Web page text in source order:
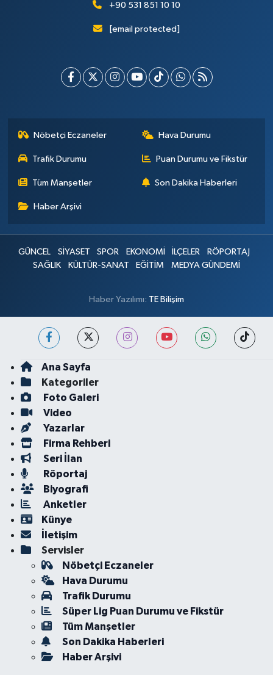
+90 531 851 10 10
[email protected]
Nöbetçi Eczaneler Hava Durumu
Trafik Durumu Puan Durumu ve Fikstür
Tüm Manşetler Son Dakika Haberleri
Haber Arşivi
GÜNCEL SİYASET SPOR EKONOMİ İLÇELER
RÖPORTAJ
SAĞLIK
KÜLTÜR-SANAT EĞİTİM MEDYA GÜNDEMİ
Haber Yazılımı: TE Bilişim
Ana Sayfa
Kategoriler
Foto Galeri
Video
Yazarlar
Firma Rehberi
Seri İlan
Röportaj
Biyografi
Anketler
Künye
İletişim
Servisler
Nöbetçi Eczaneler
Hava Durumu
Trafik Durumu
Süper Lig Puan Durumu ve Fikstür
Tüm Manşetler
Son Dakika Haberleri
Haber Arşivi